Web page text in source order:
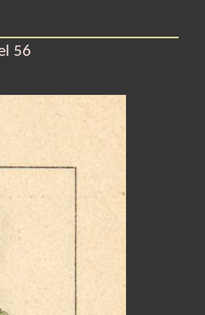
56